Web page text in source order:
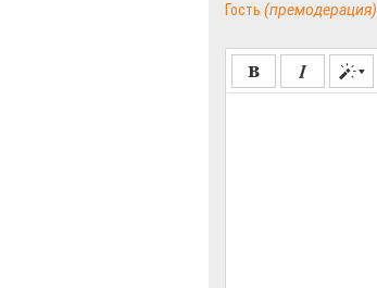
Гость (премодерация)